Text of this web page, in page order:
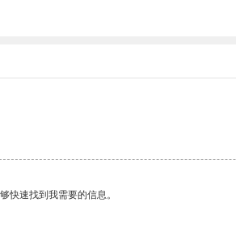
快速找到我需要的信息。